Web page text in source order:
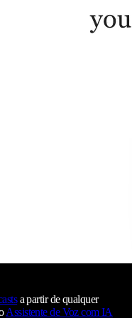
a partir de qualquer
Assistente de Voz com IA